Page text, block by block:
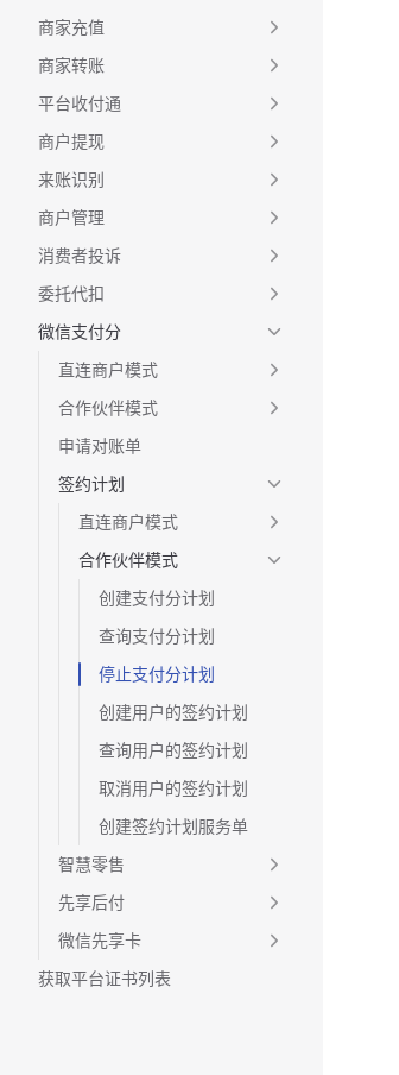
商家充值
商家转账
平台收付通
商户提现
来账识别
商户管理
消费者投诉
委托代扣
微信支付分
直连商户模式
合作伙伴模式
申请对账单
签约计划
直连商户模式
合作伙伴模式
创建支付分计划
查询支付分计划
停止支付分计划
创建用户的签约计划
查询用户的签约计划
取消用户的签约计划
创建签约计划服务单
智慧零售
先享后付
微信先享卡
获取平台证书列表